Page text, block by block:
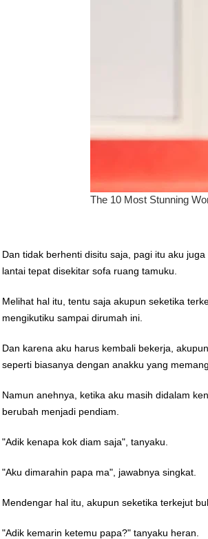
Dan tidak berhenti disitu saja, pagi itu aku
lantai tepat disekitar sofa ruang tamuku.
Melihat hal itu, tentu saja akupun seketika
mengikutiku sampai dirumah ini.
Dan karena aku harus kembali bekerja,
seperti biasanya dengan anakku yang
Namun anehnya, ketika aku masih didalam
berubah menjadi pendiam.
"Adik kenapa kok diam saja", tanyaku.
"Aku dimarahin papa ma", jawabnya singkat.
Mendengar hal itu, akupun seketika terkejut
"Adik kemarin ketemu papa?" tanyaku heran.